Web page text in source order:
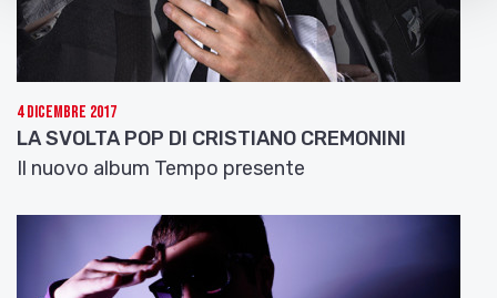
4 Dicembre 2017
LA SVOLTA POP DI CRISTIANO CREMONINI
Il nuovo album Tempo presente